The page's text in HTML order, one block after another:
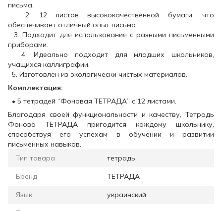
письма.
2. 12 листов высококачественной бумаги, что
обеспечивает отличный опыт письма.
3. Подходит для использования с разными письменными
приборами.
4. Идеально подходит для младших школьников,
учащихся каллиграфии.
5. Изготовлен из экологически чистых материалов.
Комплектация:
• 5 тетрадей “Фоновая ТЕТРАДА” с 12 листами.
Благодаря своей функциональности и качеству, Тетрадь
Фонова ТЕТРАДА пригодится каждому школьнику,
способствуя его успехам в обучении и развитии
письменных навыков.
Тип товара
тетрадь
Бренд ТЕТРАДА
Язык украинский